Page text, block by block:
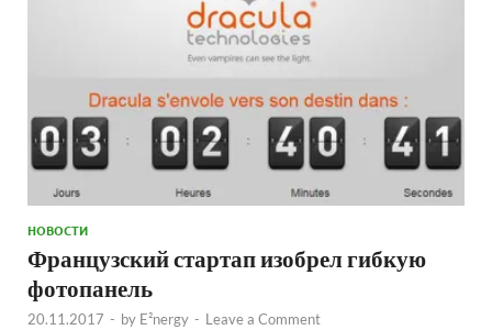
НОВОСТИ
Французский стартап изобрел гибкую
фотопанель
20.11.2017 - by E²nergy - Leave a Comment